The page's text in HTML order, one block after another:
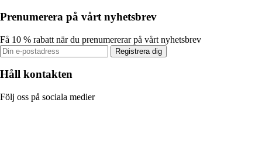
Prenumerera på vårt nyhetsbrev
Få 10 % rabatt när du prenumererar på vårt nyhetsbrev
Registrera dig
Håll kontakten
Följ oss på sociala medier